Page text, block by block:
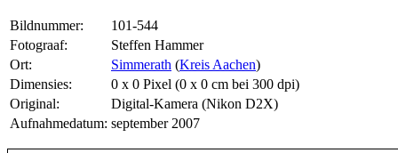
Bildnummer:
101-544
Fotograaf:
Steffen Hammer
Ort:
Simmerath (Kreis Aachen)
Dimensies:
0 x 0 Pixel (0 x 0 cm bei 300 dpi)
Original:
Digital-Kamera (Nikon D2X)
Aufnahmedatum: september 2007